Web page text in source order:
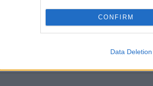
CONFIRM
Data Deletion
Amire többmillióan vártunk: